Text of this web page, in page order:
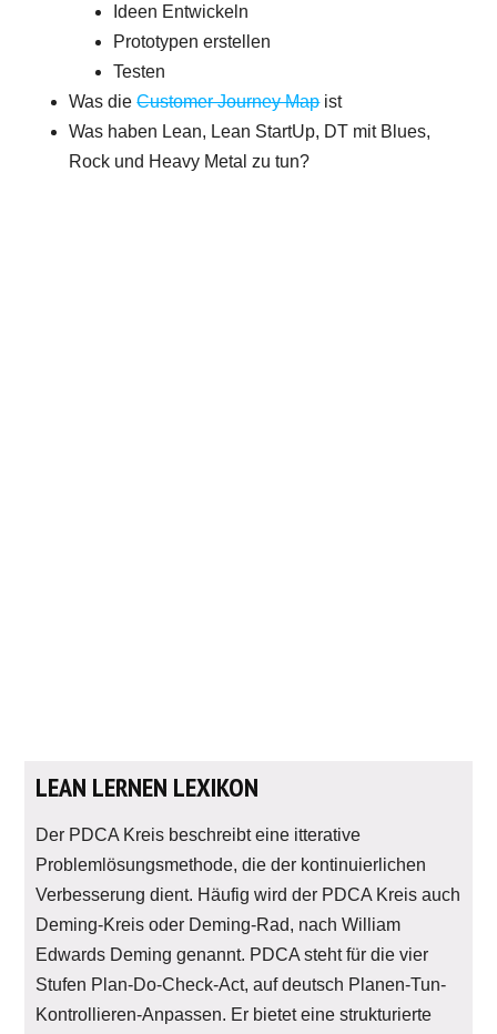
Ideen Entwickeln
Prototypen erstellen
Testen
Was dieCustomer Journey Mapist
Was haben Lean, Lean StartUp, DT mit Blues,
Rock und Heavy Metal zu tun?
LEAN LERNEN LEXIKON
Der PDCA Kreis beschreibt eine itterative
Problemlösungsmethode, die der kontinuierlichen
Verbesserung dient. Häufig wird der PDCA Kreis auch
Deming-Kreis oder Deming-Rad, nach William
Edwards Deming genannt. PDCA steht für die vier
Stufen Plan-Do-Check-Act, auf deutsch Planen-Tun-
Kontrollieren-Anpassen. Er bietet eine strukturierte